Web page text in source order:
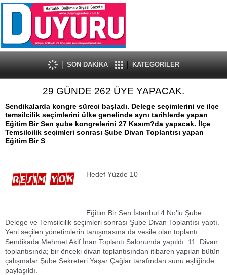
SON DAKİKA KATEGORİLER
29 GÜNDE 262 ÜYE YAPACAK.
Sendikalarda kongre süreci başladı. Delege seçimlerini ve ilçe
temsilcilik seçimlerini ülke genelinde aynı tarihlerde yapan
Eğitim Bir Sen şube kongrelerini 27 Kasım?da yapacak. İlçe
Temsilcilik seçimleri sonrası Şube Divan Toplantısı yapan
Eğitim Bir S
Hedef Yüzde 10
Eğitim Bir Sen İstanbul 4 No’lu Şube
Delege ve Temsilcilik seçimleri sonrası Şube Divan Toplantısı yaptı.
Yeni seçilen yönetimlerin tanışmasına da vesile olan toplantı
Sendikada Mehmet Akif İnan Toplantı Salonunda yapıldı. 11. Divan
toplantısında; bir önceki divan toplantısından itibaren yapılan bütün
çalışmalar Şube Sekreteri Yaşar Çağlar tarafından sunu eşliğinde
paylaşıldı.